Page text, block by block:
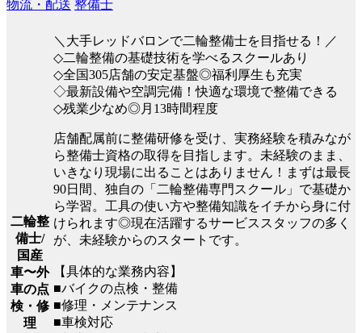
物流・配送 整備士
二輪整
備士/
国産
車〜外
車の点
検・修
理
＼大手レッドバロンで二輪整備士を目指せる！／
◇二輪整備の基礎技術を学べるスクールあり
◇全国305店舗の安定基盤◎福利厚生も充実
◇最新設備や空調完備！快適な環境で整備できる
◇残業少なめ◎月13時間程度
店舗配属前に整備研修を受け、実務経験を積みなが
ら整備士資格の取得を目指します。未経験のまま、
いきなり現場に出ることはありません！まずは最長
90日間、独自の「二輪整備専門スクール」で基礎か
ら学習。工具の使い方や整備知識をイチから身に付
けられます◎現在活躍するサービススタッフの多く
が、未経験からのスタートです。
【具体的な業務内容】
■バイクの点検・整備
■修理・メンテナンス
■車検対応